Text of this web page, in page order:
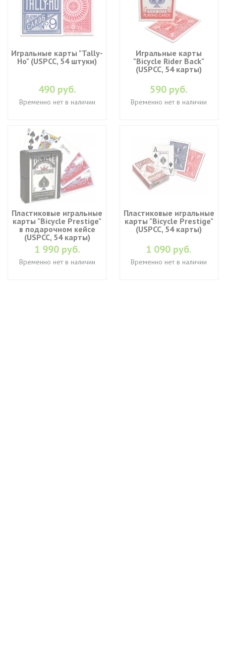
Игральные карты "Tally-
Ho" (USPCC, 54 штуки)
490 руб.
Временно нет в наличии
Игральные карты
"Bicycle Rider Back"
(USPCC, 54 карты)
590 руб.
Временно нет в наличии
Пластиковые игральные
карты "Bicycle Prestige"
в подарочном кейсе
(USPCC, 54 карты)
1 990 руб.
Временно нет в наличии
Пластиковые игральные
карты "Bicycle Prestige"
(USPCC, 54 карты)
1 090 руб.
Временно нет в наличии